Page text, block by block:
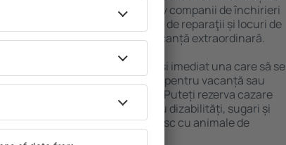
Facilitățile din apropiere, inclusiv companii de închirieri
public, magazine, centre de reparaţii și locuri de
sau distracţie, garantează o vacanță extraordinară.
cazare de lux Kilham, veţi găsi imediat una care să se
Veți găsi tot ce aveți nevoie pentru vacanță sau
de afaceri la destinația aleasă. Puteți rezerva cazare
cu facilități pentru persoanele cu dizabilități, sugari și
și pentru cei care călătoresc cu animale de